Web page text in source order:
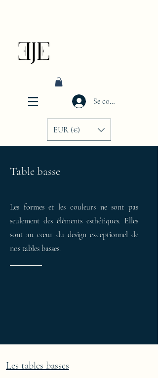
Se connecter
EUR (€)
Table basse
Les formes et les couleurs ne sont pas
seulement des éléments esthétiques. Elles
sont au cœur du design exceptionnel de
nos tables basses.
Les tables basses